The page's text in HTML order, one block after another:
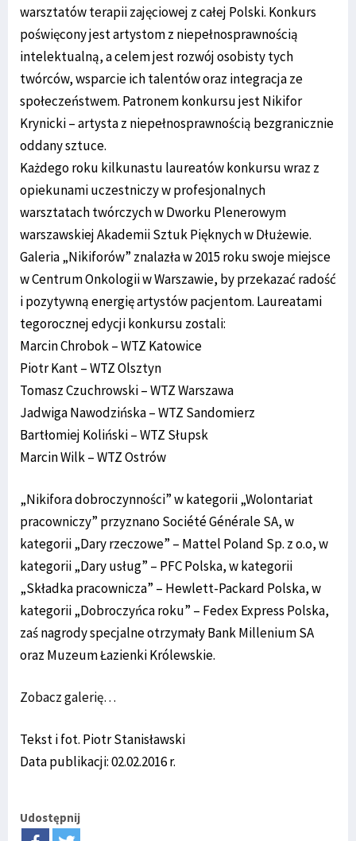
warsztatów terapii zajęciowej z całej Polski. Konkurs
poświęcony jest artystom z niepełnosprawnością
intelektualną, a celem jest rozwój osobisty tych
twórców, wsparcie ich talentów oraz integracja ze
społeczeństwem. Patronem konkursu jest Nikifor
Krynicki – artysta z niepełnosprawnością bezgranicznie
oddany sztuce.
Każdego roku kilkunastu laureatów konkursu wraz z
opiekunami uczestniczy w profesjonalnych
warsztatach twórczych w Dworku Plenerowym
warszawskiej Akademii Sztuk Pięknych w Dłużewie.
Galeria „Nikiforów” znalazła w 2015 roku swoje miejsce
w Centrum Onkologii w Warszawie, by przekazać radość
i pozytywną energię artystów pacjentom. Laureatami
tegorocznej edycji konkursu zostali:
Marcin Chrobok – WTZ Katowice
Piotr Kant – WTZ Olsztyn
Tomasz Czuchrowski – WTZ Warszawa
Jadwiga Nawodzińska – WTZ Sandomierz
Bartłomiej Koliński – WTZ Słupsk
Marcin Wilk – WTZ Ostrów
„Nikifora dobroczynności” w kategorii „Wolontariat
pracowniczy” przyznano Société Générale SA, w
kategorii „Dary rzeczowe” – Mattel Poland Sp. z o.o, w
kategorii „Dary usług” – PFC Polska, w kategorii
„Składka pracownicza” – Hewlett-Packard Polska, w
kategorii „Dobroczyńca roku” – Fedex Express Polska,
zaś nagrody specjalne otrzymały Bank Millenium SA
oraz Muzeum Łazienki Królewskie.
Zobacz galerię…
Tekst i fot. Piotr Stanisławski
Data publikacji: 02.02.2016 r.
Udostępnij